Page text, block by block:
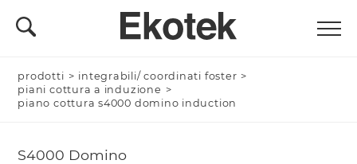
prodotti > integrabili/ coordinati foster >
piani cottura a induzione >
piano cottura s4000 domino induction
S4000 Domino
Nominativo *
Azienda/Privato *